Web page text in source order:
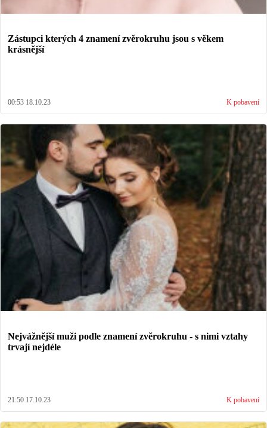
Zástupci kterých 4 znamení zvěrokruhu jsou s věkem
krásnější
00:53 18.10.23 K pobavení
Nejvážnější muži podle znamení zvěrokruhu - s nimi vztahy
trvají nejdéle
21:50 17.10.23 K pobavení